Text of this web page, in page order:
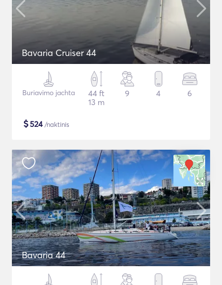
Bavaria Cruiser 44
Buriavimo jachta
44 ft
13 m
9 4 6
$524/naktinis
Bavaria 44